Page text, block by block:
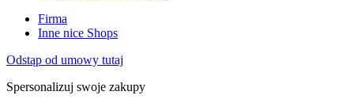
Firma
Inne nice Shops
Odstąp od umowy tutaj
Spersonalizuj swoje zakupy